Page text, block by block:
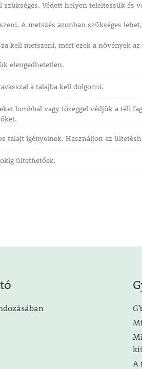
Védett helyen teleltessük és
A metszés azonban szükséges
kell metszeni, mert ezek a növények az
elengedhetetlen.
a talajba kell dolgozni.
lombbal vagy tőzeggel védjük a téli
talajt igényelnek. Használjon az
ültethetőek.
A